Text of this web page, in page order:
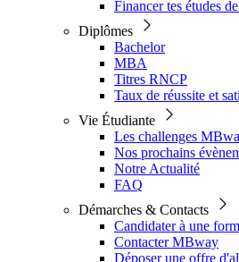
Financer tes études
Diplômes
Bachelor
MBA
Titres RNCP
Taux de réussite et
Vie Étudiante
Les challenges
Nos prochains
Notre Actualité
FAQ
Démarches & Contacts
Candidater à une
Contacter MBway
Déposer une offre